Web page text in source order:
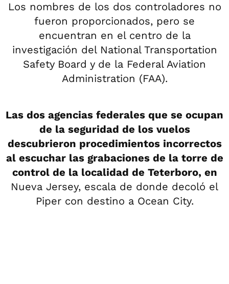
Los nombres de los dos controladores no
fueron proporcionados, pero se
encuentran en el centro de la
investigación del National Transportation
Safety Board y de la Federal Aviation
Administration (FAA).
Las dos agencias federales que se ocupan
de la seguridad de los vuelos
descubrieron procedimientos incorrectos
al escuchar las grabaciones de la torre de
control de la localidad de Teterboro, en
Nueva Jersey, escala de donde decoló el
Piper con destino a Ocean City.